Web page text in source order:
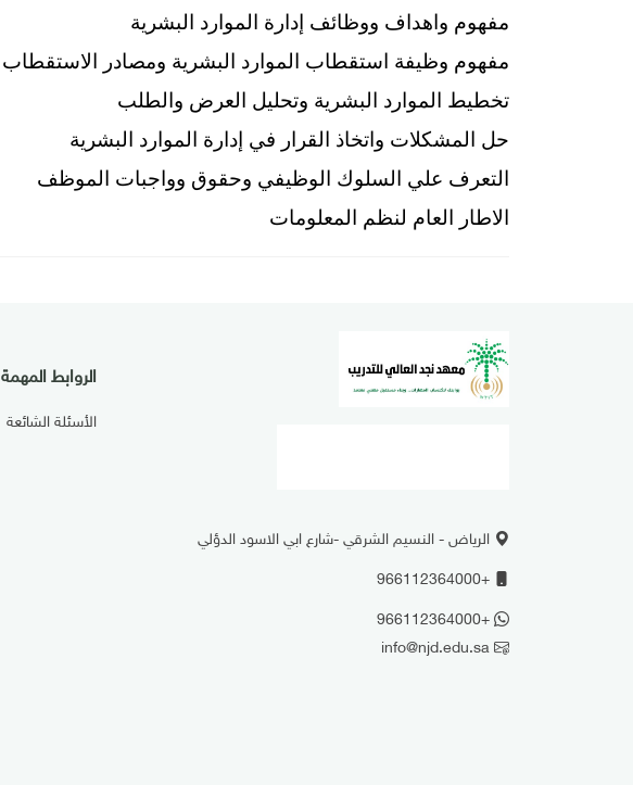
مفهوم واهداف ووظائف إدارة الموارد البشرية
مفهوم وظيفة استقطاب الموارد البشرية ومصادر الاستقطاب
تخطيط الموارد البشرية وتحليل العرض والطلب
حل المشكلات واتخاذ القرار في إدارة الموارد البشرية
التعرف علي السلوك الوظيفي وحقوق وواجبات الموظف
الاطار العام لنظم المعلومات
الرياض - النسيم الشرقي -شارع ابي الاسود الدؤلي
+966112364000
+966112364000
info@njd.edu.sa
الروابط المهمة
الأسئلة الشائعة